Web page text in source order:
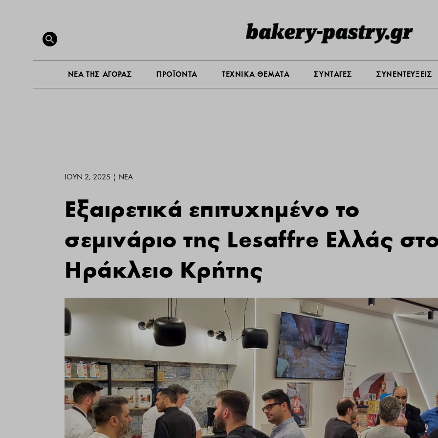
Search
for:
SEARCH BUTTON
ΝΕΑ ΤΗΣ ΑΓΟΡΑΣ ΠΡΟΪΟΝΤΑ ΤΕΧΝΙΚΑ ΘΕΜΑΤΑ ΣΥΝΤΑΓΕΣ ΣΥΝΕΝΤΕΥΞΕΙΣ
ΙΟΎΝ 2, 2025 | ΝΕΑ
Eξαιρετικά επιτυχημένο το
σεμινάριο της Lesaffre Ελλάς
Ηράκλειο Κρήτης